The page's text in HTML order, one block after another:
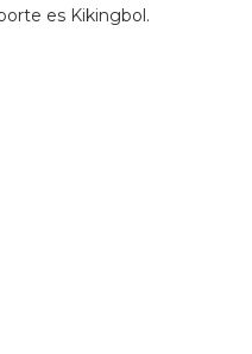
es Kikingbol.